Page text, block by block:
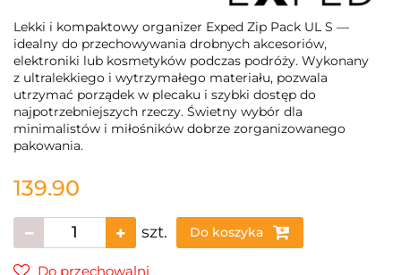
Lekki i kompaktowy organizer Exped Zip Pack UL S —
idealny do przechowywania drobnych akcesoriów,
elektroniki lub kosmetyków podczas podróży. Wykonany
z ultralekkiego i wytrzymałego materiału, pozwala
utrzymać porządek w plecaku i szybki dostęp do
najpotrzebniejszych rzeczy. Świetny wybór dla
minimalistów i miłośników dobrze zorganizowanego
pakowania.
139.90
szt. Do koszyka
Do przechowalni